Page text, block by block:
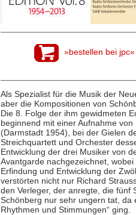
»bestellen bei jpc«
Als Spezialist für die Musik der
aber die Kompositionen von
Die 8. Folge der ihm gewidmeten
beginnend mit einer Aufnahme
(Darmstadt 1954), bei der Gielen
Streichquartett und Orchester
Entwicklung der drei Musiker von
Avantgarde nachgezeichnet,
Erfindung und Entwicklung der
verstörten nicht nur Richard
den Verleger, der anregte, die fünf
Schönberg nur sehr ungern tat, da
Rhythmen und Stimmungen“ ging.